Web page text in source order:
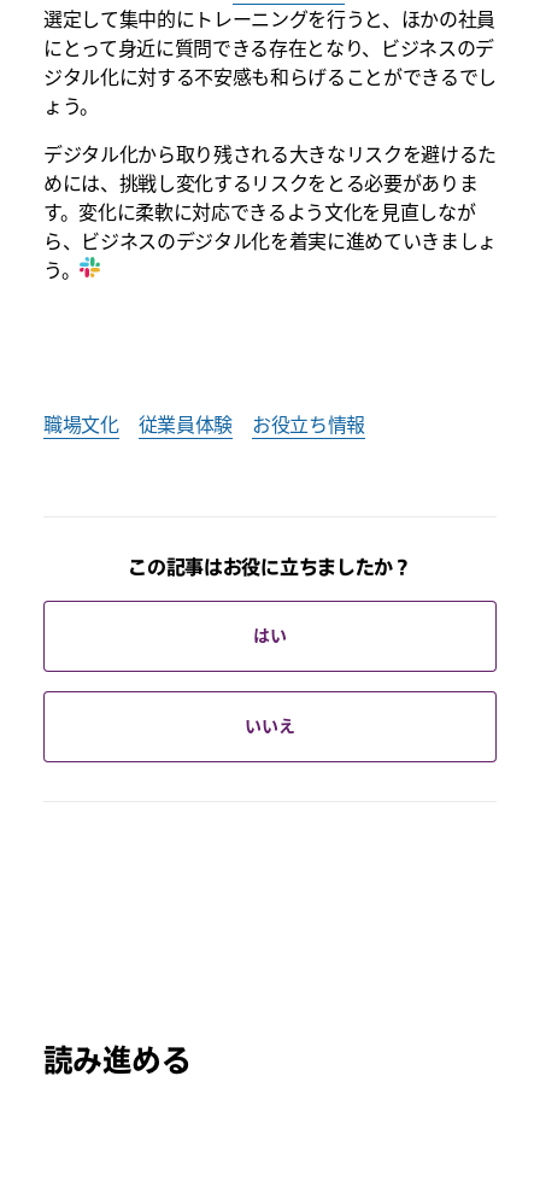
選定して集中的にトレーニングを行うと、ほかの社員
にとって身近に質問できる存在となり、ビジネスのデ
ジタル化に対する不安感も和らげることができるでし
ょう。
デジタル化から取り残される大きなリスクを避けるた
めには、挑戦し変化するリスクをとる必要がありま
す。変化に柔軟に対応できるよう文化を見直しなが
ら、ビジネスのデジタル化を着実に進めていきましょ
う。
職場文化 従業員体験 お役立ち情報
この記事はお役に立ちましたか？
はい
いいえ
読み進める